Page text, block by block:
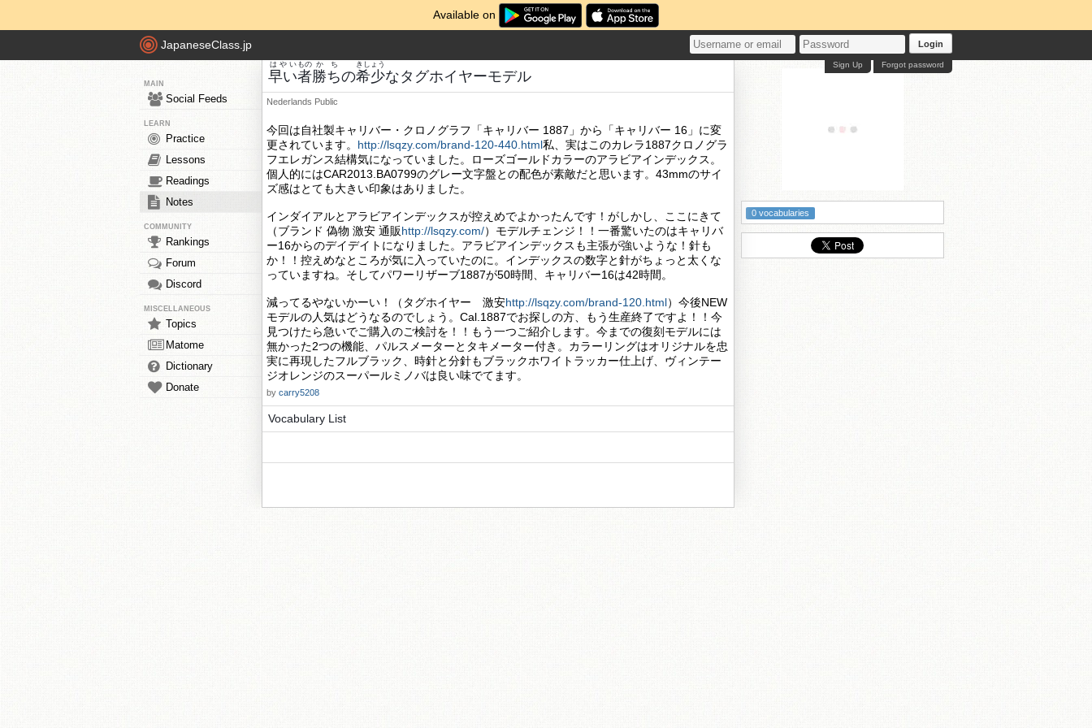
Available on
JapaneseClass.jp Login
Forgot password
Sign Up
MAIN
Social Feeds
LEARN
Practice
Lessons
Readings
Notes
COMMUNITY
Rankings
Forum
Discord
MISCELLANEOUS
Topics
Matome
Dictionary
Donate
早い
はやい
者
もの
勝ち
かち
の希少
きしょう
なタグホイヤーモデル
Nederlands Public
今回は自社製キャリバー・クロノグラフ「キャリバー 1887」から「キャリバー 16」に変
更されています。 http://lsqzy.com/brand-120-440.html私、実はこのカレラ1887クロノグラ
フエレガンス結構気になっていました。ローズゴールドカラーのアラビアインデックス。
個人的にはCAR2013.BA0799のグレー文字盤との配色が素敵だと思います。43mmのサイ
ズ感はとても大きい印象はありました。
インダイアルとアラビアインデックスが控えめでよかったんです！がしかし、ここにきて
（ブランド 偽物 激安 通販http://lsqzy.com/）モデルチェンジ！！一番驚いたのはキャリバ
ー16からのデイデイトになりました。アラビアインデックスも主張が強いような！針も
か！！控えめなところが気に入っていたのに。インデックスの数字と針がちょっと太くな
っていますね。そしてパワーリザーブ1887が50時間、キャリバー16は42時間。
減ってるやないかーい！（タグホイヤー 激安http://lsqzy.com/brand-120.html）今後NEW
モデルの人気はどうなるのでしょう。Cal.1887でお探しの方、もう生産終了ですよ！！今
見つけたら急いでご購入のご検討を！！もう一つご紹介します。今までの復刻モデルには
無かった2つの機能、パルスメーターとタキメーター付き。カラーリングはオリジナルを忠
実に再現したフルブラック、時針と分針もブラックホワイトラッカー仕上げ、ヴィンテー
ジオレンジのスーパールミノバは良い味でてます。
by carry5208
Vocabulary List
0 vocabularies